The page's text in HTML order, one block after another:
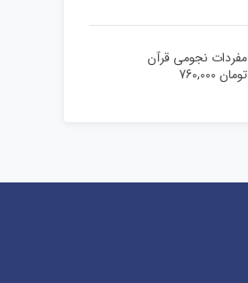
مفردات نجومی قرآن
تومان